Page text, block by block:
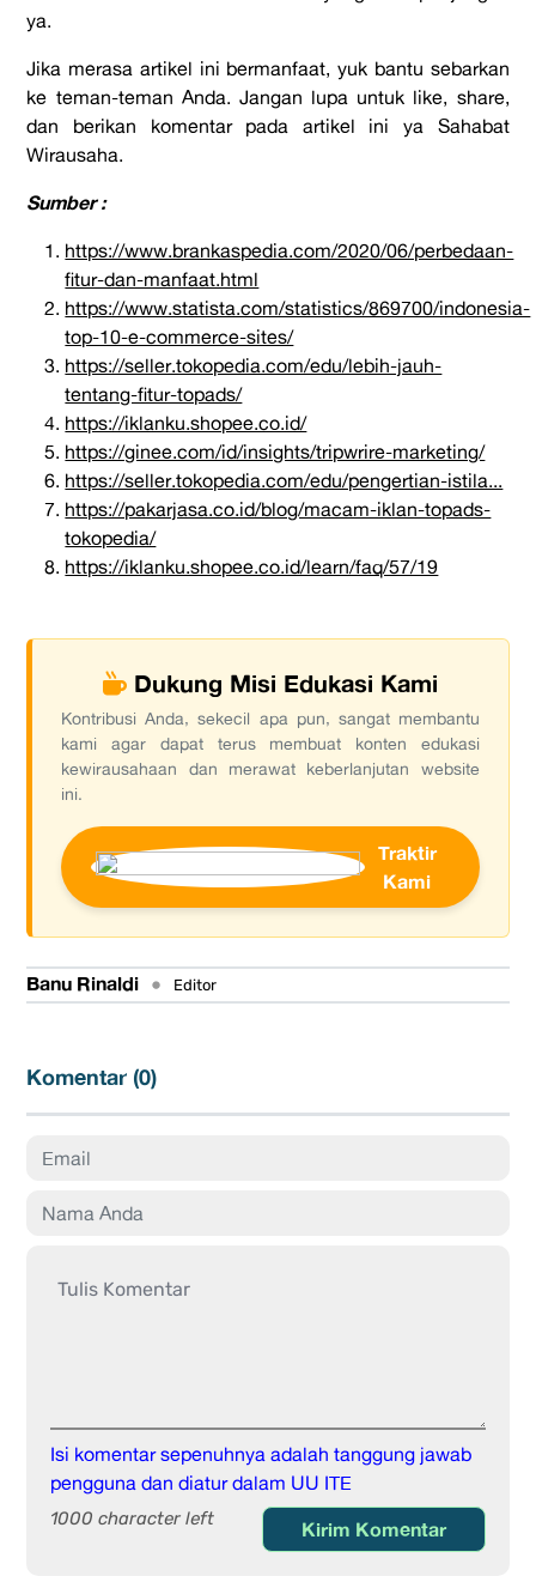
ya.
Jika merasa artikel ini bermanfaat, yuk bantu sebarkan
ke teman-teman Anda. Jangan lupa untuk like, share,
dan berikan komentar pada artikel ini ya Sahabat
Wirausaha.
Sumber :
https://www.brankaspedia.com/2020/06/perbedaan-
fitur-dan-manfaat.html
https://www.statista.com/statistics/869700/indonesia-
top-10-e-commerce-sites/
https://seller.tokopedia.com/edu/lebih-jauh-
tentang-fitur-topads/
https://iklanku.shopee.co.id/
https://ginee.com/id/insights/tripwrire-marketing/
https://seller.tokopedia.com/edu/pengertian-istila...
https://pakarjasa.co.id/blog/macam-iklan-topads-
tokopedia/
https://iklanku.shopee.co.id/learn/faq/57/19
Dukung Misi Edukasi Kami
Kontribusi Anda, sekecil apa pun, sangat membantu
kami agar dapat terus membuat konten edukasi
kewirausahaan dan merawat keberlanjutan website
ini.
Traktir
Kami
Banu Rinaldi • Editor
Komentar (0)
Isi komentar sepenuhnya adalah tanggung jawab
pengguna dan diatur dalam UU ITE
1000 character left Kirim Komentar